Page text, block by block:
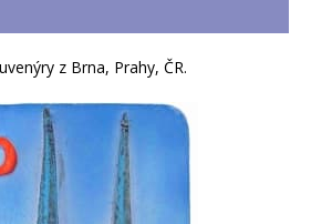
z Brna, Prahy, ČR.